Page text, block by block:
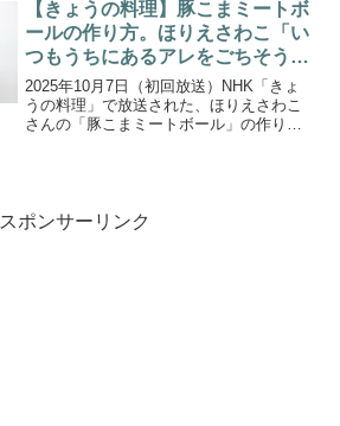
ン志麻の小さな...
【きょうの料理】豚こまミートボ
ールの作り方。ほりえさわこ「い
つもうちにあるアレをごちそう
に」
2025年10月7日（初回放送）NHK「きょ
うの料理」で放送された、ほりえさわこ
さんの「豚こまミートボール」の作り方
スポンサーリンク